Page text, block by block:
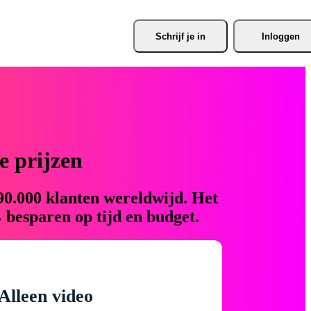
Schrijf je in Inloggen
prijzen
klanten wereldwijd. Het
op tijd en budget.
video